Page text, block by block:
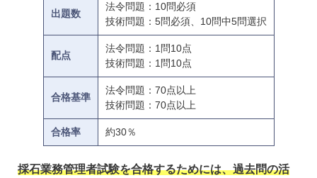
出題数
法令問題：10問必須
技術問題：5問必須、10問中5問選択
配点
法令問題：1問10点
技術問題：1問10点
合格基準
法令問題：70点以上
技術問題：70点以上
合格率 約30％
採石業務管理者試験を合格するためには、過去問の活